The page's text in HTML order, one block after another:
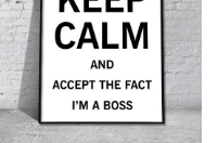
Opcje
można
wybrać
na
stronie
produktu